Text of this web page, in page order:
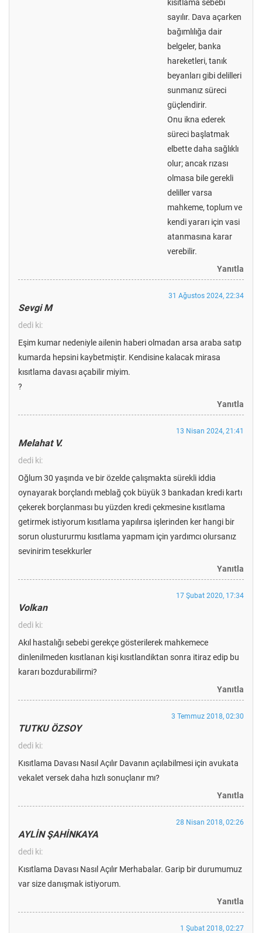
kısıtlama sebebi
sayılır. Dava açarken
bağımlılığa dair
belgeler, banka
hareketleri, tanık
beyanları gibi delilleri
sunmanız süreci
güçlendirir.
Onu ikna ederek
süreci başlatmak
elbette daha sağlıklı
olur; ancak rızası
olmasa bile gerekli
deliller varsa
mahkeme, toplum ve
kendi yararı için vasi
atanmasına karar
verebilir.
Yanıtla
Sevgi M
dedi ki:
31 Ağustos 2024, 22:34
Eşim kumar nedeniyle ailenin haberi olmadan arsa araba satıp
kumarda hepsini kaybetmiştir. Kendisine kalacak mirasa
kısıtlama davası açabilir miyim.
?
Yanıtla
Melahat V.
dedi ki:
13 Nisan 2024, 21:41
Oğlum 30 yaşında ve bir özelde çalışmakta sürekli iddia
oynayarak borçlandı meblağ çok büyük 3 bankadan kredi kartı
çekerek borçlanması bu yüzden kredi çekmesine kısıtlama
getirmek istiyorum kısıtlama yapılırsa işlerinden ker hangi bir
sorun olustururmu kısıtlama yapmam için yardımcı olursanız
sevinirim tesekkurler
Yanıtla
Volkan
dedi ki:
17 Şubat 2020, 17:34
Akıl hastalığı sebebi gerekçe gösterilerek mahkemece
dinlenilmeden kısıtlanan kişi kısıtlandiktan sonra itiraz edip bu
kararı bozdurabilirmi?
Yanıtla
TUTKU ÖZSOY
dedi ki:
3 Temmuz 2018, 02:30
Kısıtlama Davası Nasıl Açılır Davanın açılabilmesi için avukata
vekalet versek daha hızlı sonuçlanır mı?
Yanıtla
AYLİN ŞAHİNKAYA
dedi ki:
28 Nisan 2018, 02:26
Kısıtlama Davası Nasıl Açılır Merhabalar. Garip bir durumumuz
var size danışmak istiyorum.
Yanıtla
1 Şubat 2018, 02:27